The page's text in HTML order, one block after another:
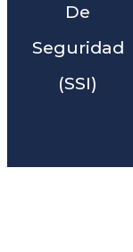
De
Seguridad
(SSI)